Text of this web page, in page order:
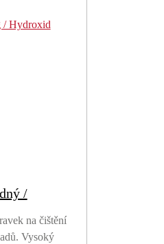
/
na čištění
Vysoký